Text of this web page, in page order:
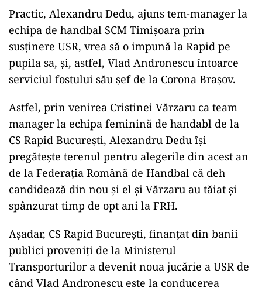
Practic, Alexandru Dedu, ajuns tem-manager la
echipa de handbal SCM Timișoara prin
susținere USR, vrea să o impună la Rapid pe
pupila sa, și, astfel, Vlad Andronescu întoarce
serviciul fostului său șef de la Corona Brașov.
Astfel, prin venirea Cristinei Vărzaru ca team
manager la echipa feminină de handabl de la
CS Rapid București, Alexandru Dedu își
pregătește terenul pentru alegerile din acest an
de la Federația Română de Handbal că deh
candidează din nou și el și Vărzaru au tăiat și
spânzurat timp de opt ani la FRH.
Așadar, CS Rapid București, finanțat din banii
publici proveniți de la Ministerul
Transporturilor a devenit noua jucărie a USR de
când Vlad Andronescu este la conducerea